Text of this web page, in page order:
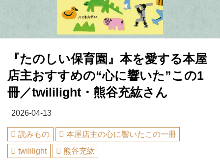
『たのしい保育園』本を愛する本屋
店主おすすめの“心に響いた”この1
冊／twililight・熊谷充紘さん
2026-04-13
読みもの
本屋店主の心に響いたこの一冊
twililight
熊谷充紘